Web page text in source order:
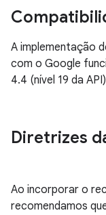
A implementação
com o Google
4.4 (nível 19 da
Diretrizes
Ao incorporar o
recomendamos